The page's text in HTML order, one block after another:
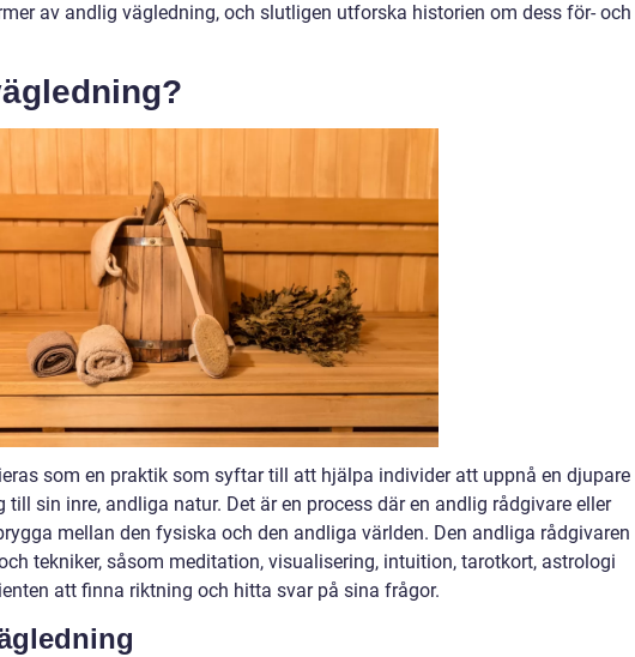
av andlig vägledning, och slutligen utforska historien om dess för- och
som en praktik som syftar till att hjälpa individer att uppnå en djupare
sin inre, andliga natur. Det är en process där en andlig rådgivare eller
mellan den fysiska och den andliga världen. Den andliga rådgivaren
tekniker, såsom meditation, visualisering, intuition, tarotkort, astrologi
att finna riktning och hitta svar på sina frågor.